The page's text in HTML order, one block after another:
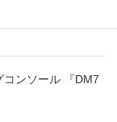
ンソール 『DM7